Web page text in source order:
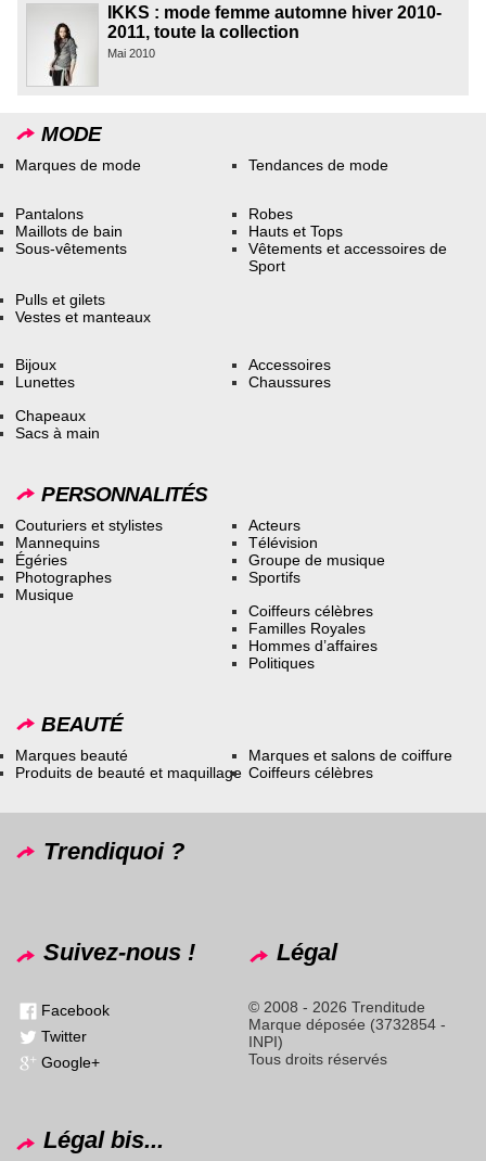
IKKS : mode femme automne hiver 2010-
2011, toute la collection
Mai 2010
MODE
Marques de mode Tendances de mode
Pantalons
Maillots de bain
Sous-vêtements
Robes
Hauts et Tops
Vêtements et accessoires de
Sport
Pulls et gilets
Vestes et manteaux
Bijoux
Lunettes
Accessoires
Chaussures
Chapeaux
Sacs à main
PERSONNALITÉS
Couturiers et stylistes
Mannequins
Égéries
Photographes
Musique
Acteurs
Télévision
Groupe de musique
Sportifs
Coiffeurs célèbres
Familles Royales
Hommes d’affaires
Politiques
BEAUTÉ
Marques beauté
Produits de beauté et maquillage
Marques et salons de coiffure
Coiffeurs célèbres
Trendiquoi ?
Suivez-nous !
Facebook
Twitter
Google+
Légal
© 2008 - 2026 Trenditude
Marque déposée (3732854 -
INPI)
Tous droits réservés
Légal bis...